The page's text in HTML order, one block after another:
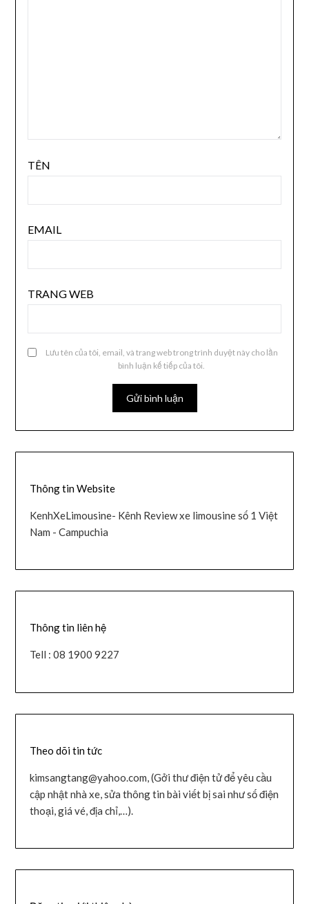
TÊN
EMAIL
TRANG WEB
Lưu tên của tôi, email, và trang web trong trình duyệt này cho lần
bình luận kế tiếp của tôi.
Thông tin Website
KenhXeLimousine- Kênh Review xe limousine số 1 Việt
Nam - Campuchia
Thông tin liên hệ
Tell : 08 1900 9227
Theo dõi tin tức
kimsangtang@yahoo.com, (Gởi thư điện tử để yêu cầu
cập nhật nhà xe, sửa thông tin bài viết bị sai như số điện
thoại, giá vé, địa chỉ,…).